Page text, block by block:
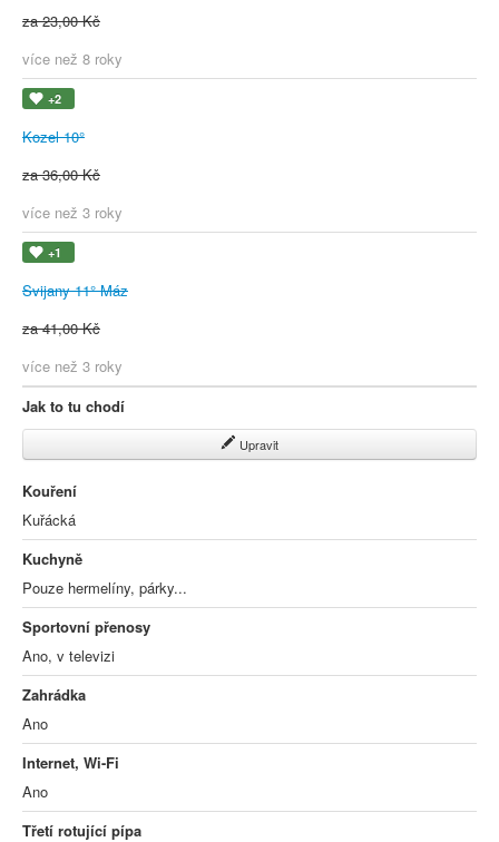
za 23,00 Kč
více než 8 roky
+2
Kozel 10°
za 36,00 Kč
více než 3 roky
+1
Svijany 11° Máz
za 41,00 Kč
více než 3 roky
Jak to tu chodí
Upravit
Kouření
Kuřácká
Kuchyně
Pouze hermelíny, párky...
Sportovní přenosy
Ano, v televizi
Zahrádka
Ano
Internet, Wi-Fi
Ano
Třetí rotující pípa